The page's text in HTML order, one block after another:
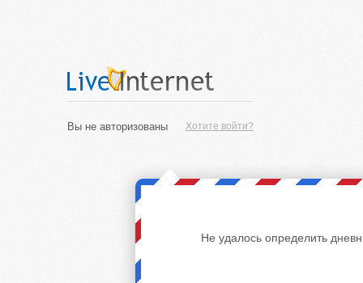
Хотите войти?
Вы не авторизованы
Не удалось определить